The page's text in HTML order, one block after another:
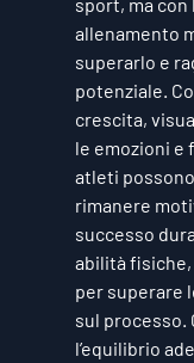
allenamento
superarlo e
potenziale.
crescita,
le emozioni
atleti
rimanere
successo
abilità fisiche,
per superare
sul processo.
l’equilibrio